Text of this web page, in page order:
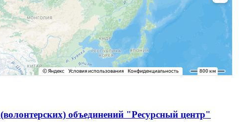
объединений "Ресурсный центр"